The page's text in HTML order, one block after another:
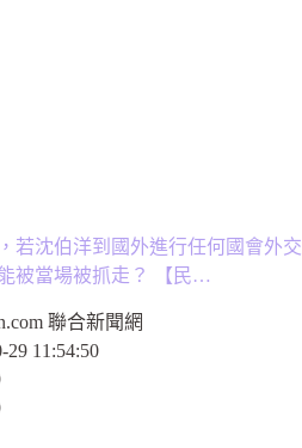
若沈伯洋到國外進行任何國會外交
被當場被抓走？ 【民…
聯合新聞網
29 11:54:50